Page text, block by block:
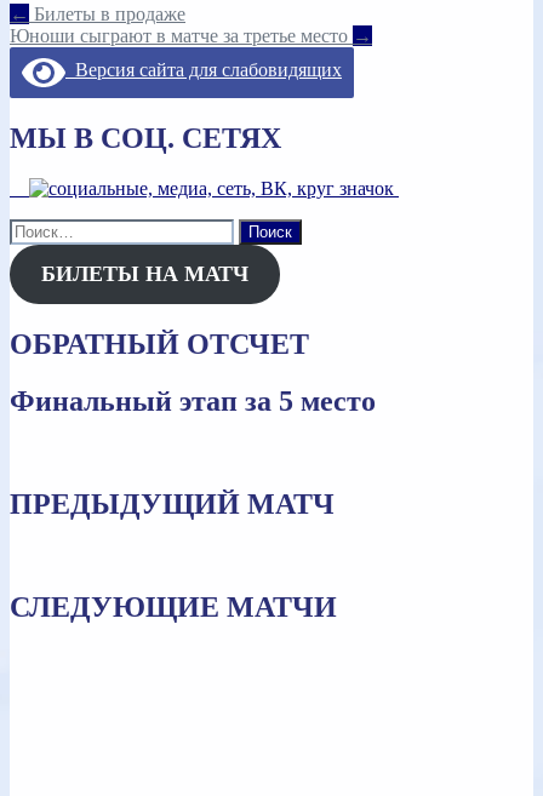
Навигация
по
записям
← Билеты в продаже
Юноши сыграют в матче за третье место →
Версия сайта для слабовидящих
МЫ В СОЦ. СЕТЯХ
Найти:
БИЛЕТЫ НА МАТЧ
ОБРАТНЫЙ ОТСЧЕТ
Финальный этап за 5 место
ПРЕДЫДУЩИЙ МАТЧ
СЛЕДУЮЩИЕ МАТЧИ